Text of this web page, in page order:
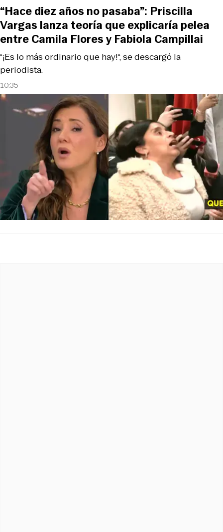
10:35
“¡Es lo más ordinario que hay!“, se descargó la
periodista.
“Hace diez años no pasaba”: Priscilla
Vargas lanza teoría que explicaría pelea
entre Camila Flores y Fabiola Campillai